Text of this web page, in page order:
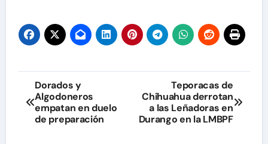
Navegación
de
entradas
Dorados y
Algodoneros
empatan en duelo
de preparación
Teporacas de
Chihuahua derrotan
a las Leñadoras en
Durango en la LMBPF